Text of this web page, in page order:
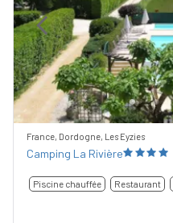
Previous
France, Dordogne, Les Eyzies
Camping La Rivière
Piscine chauffée Restaurant